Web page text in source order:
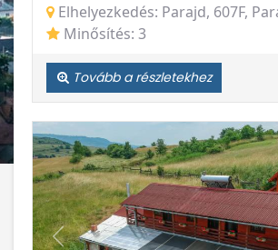
Elhelyezkedés: Parajd, 607F,
Minősítés: 3
Tovább a részletekhez
Vissza